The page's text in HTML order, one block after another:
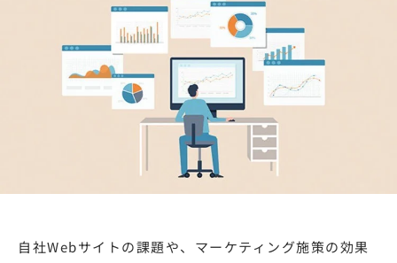
自社Webサイトの課題や、マーケティング施策の効果